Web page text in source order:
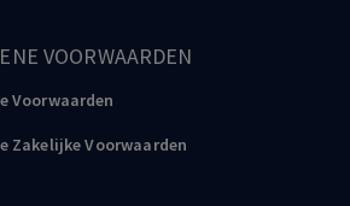
VOORWAARDEN
Voorwaarden
Zakelijke Voorwaarden